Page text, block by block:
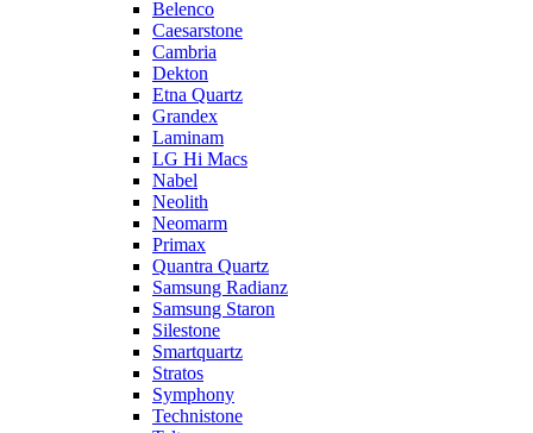
Belenco
Caesarstone
Cambria
Dekton
Etna Quartz
Grandex
Laminam
LG Hi Macs
Nabel
Neolith
Neomarm
Primax
Quantra Quartz
Samsung Radianz
Samsung Staron
Silestone
Smartquartz
Stratos
Symphony
Technistone